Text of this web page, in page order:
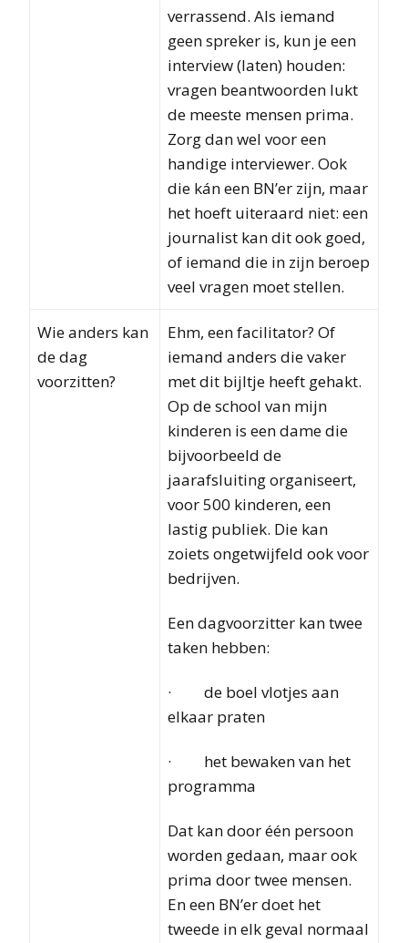
verrassend. Als iemand
geen spreker is, kun je een
interview (laten) houden:
vragen beantwoorden lukt
de meeste mensen prima.
Zorg dan wel voor een
handige interviewer. Ook
die kán een BN’er zijn, maar
het hoeft uiteraard niet: een
journalist kan dit ook goed,
of iemand die in zijn beroep
veel vragen moet stellen.
Wie anders kan
de dag
voorzitten?
Ehm, een facilitator? Of
iemand anders die vaker
met dit bijltje heeft gehakt.
Op de school van mijn
kinderen is een dame die
bijvoorbeeld de
jaarafsluiting organiseert,
voor 500 kinderen, een
lastig publiek. Die kan
zoiets ongetwijfeld ook voor
bedrijven.
Een dagvoorzitter kan twee
taken hebben:
· de boel vlotjes aan
elkaar praten
· het bewaken van het
programma
Dat kan door één persoon
worden gedaan, maar ook
prima door twee mensen.
En een BN’er doet het
tweede in elk geval normaal